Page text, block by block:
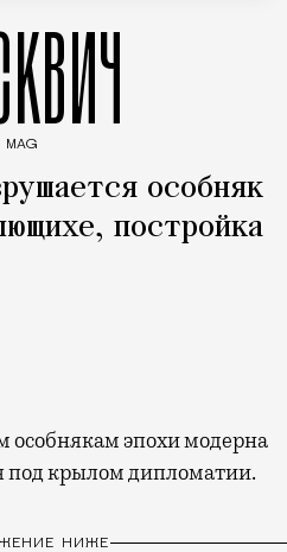
MAG
особняк
постройка
под крылом дипломатии.
НИЖЕ